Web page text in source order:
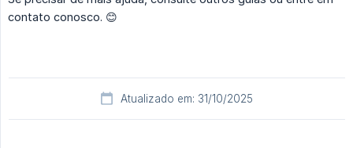
contato conosco. 😊
Atualizado em: 31/10/2025